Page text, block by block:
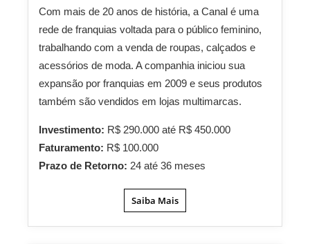
Com mais de 20 anos de história, a Canal é uma
rede de franquias voltada para o público feminino,
trabalhando com a venda de roupas, calçados e
acessórios de moda. A companhia iniciou sua
expansão por franquias em 2009 e seus produtos
também são vendidos em lojas multimarcas.
Investimento: R$ 290.000 até R$ 450.000
Faturamento: R$ 100.000
Prazo de Retorno: 24 até 36 meses
Saiba Mais